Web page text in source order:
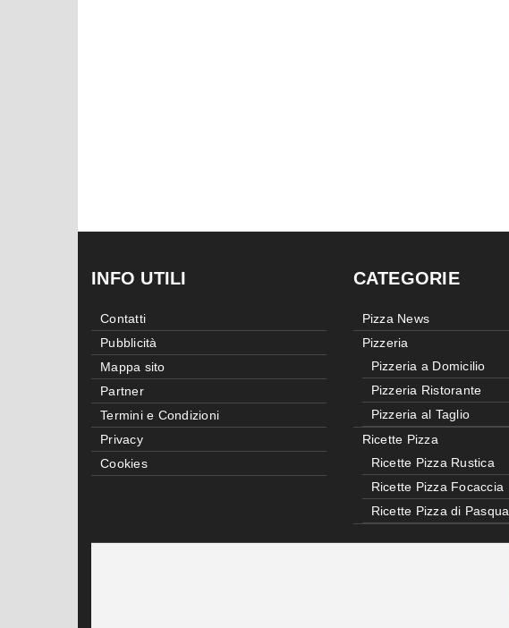
INFO UTILI
Contatti
Pubblicità
Mappa sito
Partner
Termini e Condizioni
Privacy
Cookies
CATEGORIE
Pizza News
Pizzeria
Pizzeria a Domicilio
Pizzeria Ristorante
Pizzeria al Taglio
Ricette Pizza
Ricette Pizza Rustica
Ricette Pizza Focaccia
Ricette Pizza di Pasqua